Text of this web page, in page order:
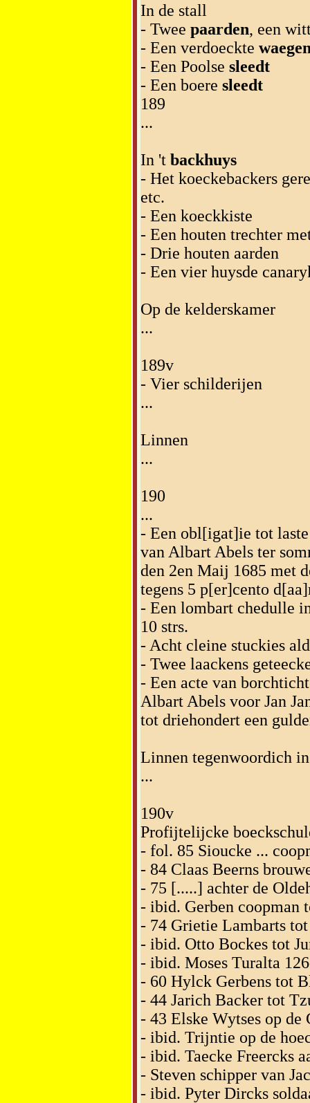
In de stall
- Twee paarden, een
- Een verdoeckte
- Een Poolse sleedt
- Een boere sleedt
189
...
In 't backhuys
- Het koeckebackers
etc.
- Een koeckkiste
- Een houten trechter
- Drie houten aarden
- Een vier huysde
Op de kelderskamer
...
189v
- Vier schilderijen
...
Linnen
...
190
...
- Een obl[igat]ie tot
van Albart Abels ter
den 2en Maij 1685 met
tegens 5 p[er]cento
- Een lombart chedulle
10 strs.
- Acht cleine stuckies
- Twee laackens
- Een acte van
Albart Abels voor Jan
tot driehondert een
Linnen tegenwoordich
...
190v
Profijtelijcke
- fol. 85 Sioucke ...
- 84 Claas Beerns
- 75 [.....] achter de
- ibid. Gerben coopman
- 74 Grietie Lambarts
- ibid. Otto Bockes tot
- ibid. Moses Turalta
- 60 Hylck Gerbens tot
- 44 Jarich Backer tot
- 43 Elske Wytses op de
- ibid. Trijntie op de
- ibid. Taecke Freercks
- Steven schipper van
- ibid. Pyter Dircks